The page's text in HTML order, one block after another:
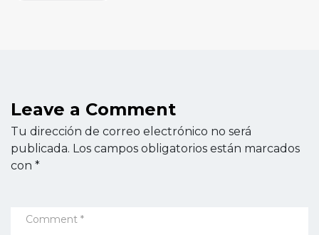
Leave a Comment
Tu dirección de correo electrónico no será
publicada. Los campos obligatorios están marcados
con *